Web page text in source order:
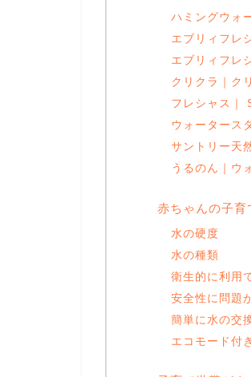
ハミングウォ
エブリィフレ
エブリィフレ
クリクラ｜ク
フレシャス｜
ウォータース
サントリー天
うるのん｜ウ
赤ちゃんの子育
水の硬度
水の種類
衛生的に利用
安全性に問題
簡単に水の交
エコモード付